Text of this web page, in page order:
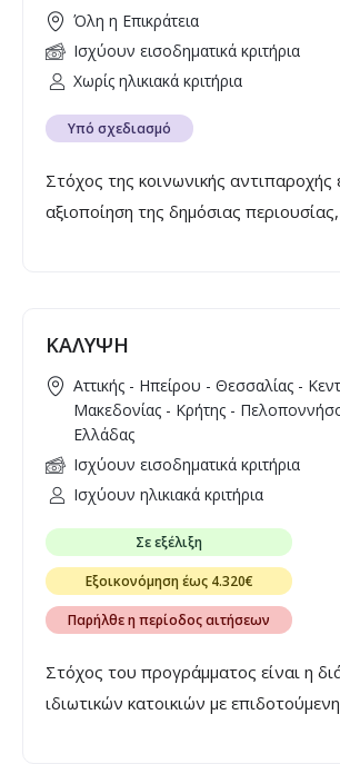
Όλη η Επικράτεια
Ισχύουν εισοδηματικά κριτήρια
Χωρίς ηλικιακά κριτήρια
Υπό σχεδιασμό
Στόχος της κοινωνικής αντιπαροχής
αξιοποίηση της δημόσιας
ΚΑΛΥΨΗ
Αττικής - Ηπείρου - Θεσσαλίας -
Μακεδονίας - Κρήτης -
Ελλάδας
Ισχύουν εισοδηματικά κριτήρια
Ισχύουν ηλικιακά κριτήρια
Σε εξέλιξη
Εξοικονόμηση έως 4.320€
Παρήλθε η περίοδος αιτήσεων
Στόχος του προγράμματος είναι η
ιδιωτικών κατοικιών με